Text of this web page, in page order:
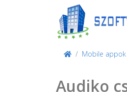
Mobile appok
Audiko